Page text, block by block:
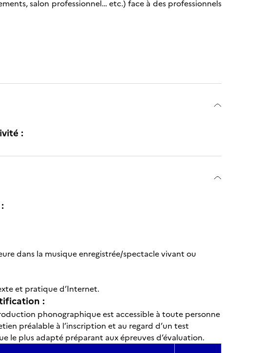
salon professionnel… etc.) face à des professionnels
:
dans la musique enregistrée/spectacle vivant ou
et pratique d’Internet.
:
phonographique est accessible à toute personne
préalable à l’inscription et au regard d’un test
le plus adapté préparant aux épreuves d’évaluation.